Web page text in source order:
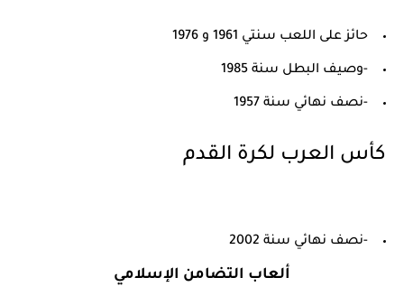
حائز على اللعب سنتي 1961 و 1976
-وصيف البطل سنة 1985
-نصف نهائي سنة 1957
كأس العرب لكرة القدم
-نصف نهائي سنة 2002
ألعاب التضامن الإسلامي